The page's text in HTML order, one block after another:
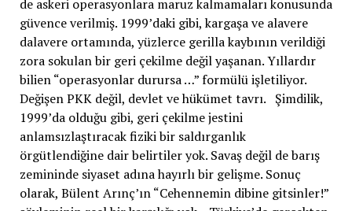
de askeri operasyonlara maruz kalmamaları konusunda
güvence verilmiş. 1999’daki gibi, kargaşa ve alavere
dalavere ortamında, yüzlerce gerilla kaybının verildiği
zora sokulan bir geri çekilme değil yaşanan. Yıllardır
bilien “operasyonlar durursa …” formülü işletiliyor.
Değişen PKK değil, devlet ve hükümet tavrı. Şimdilik,
1999’da olduğu gibi, geri çekilme jestini
anlamsızlaştıracak fiziki bir saldırganlık
örgütlendiğine dair belirtiler yok. Savaş değil de barış
zemininde siyaset adına hayırlı bir gelişme. Sonuç
olarak, Bülent Arınç’ın “Cehennemin dibine gitsinler!”